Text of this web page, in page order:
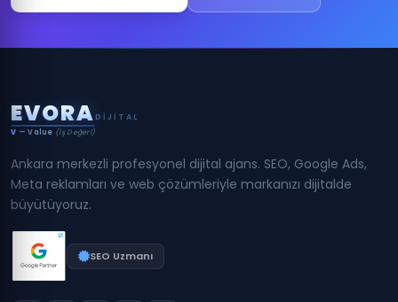
EVORA DIJITAL
V — Value (İş Değeri)
Ankara merkezli profesyonel dijital ajans. SEO, Google Ads,
Meta reklamları ve web çözümleriyle markanızı dijitalde
büyütüyoruz.
SEO Uzmanı